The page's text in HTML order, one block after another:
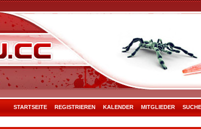
STARTSEITE REGISTRIEREN KALENDER MITGLIEDER SUCHE